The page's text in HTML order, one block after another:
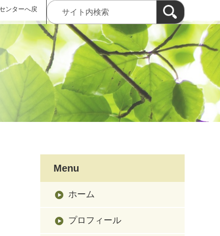
ンターへ戻
Menu
ホーム
プロフィール